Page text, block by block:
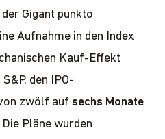
Gigant punkto
Aufnahme in den Index
Kauf-Effekt
den IPO-
zwölf auf sechs Monate
Pläne wurden